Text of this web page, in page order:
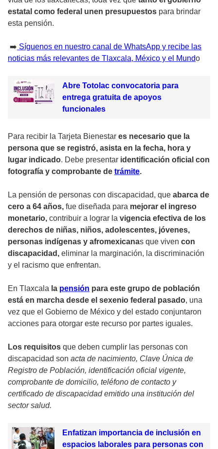
estatal como federal unen presupuestos para brindar
esta pensión.
➡️ Síguenos en nuestro canal de WhatsApp y recibe las
noticias más relevantes de Tlaxcala, México y el Mundo
Abre Totolac convocatoria para
entrega gratuita de apoyos
funcionales
Para recibir la Tarjeta Bienestar es necesario que la
persona que se registró, asista en la fecha, hora y
lugar indicado. Debe presentar identificación oficial con
fotografía y comprobante de trámite.
La pensión de personas con discapacidad, que abarca de
cero a 64 años, fue diseñada para mejorar el ingreso
monetario, contribuir a lograr la vigencia efectiva de los
derechos de niñas, niños, adolescentes, jóvenes,
personas indígenas y afromexicanas que viven con
discapacidad, eliminar la marginación, la discriminación
y el racismo que enfrentan.
En Tlaxcala la pensión para este grupo de población
está en marcha desde el sexenio federal pasado, una
vez que el Gobierno de México y del estado conjuntaron
acciones para otorgar este recurso por partes iguales.
Los requisitos que deben cumplir las personas con
discapacidad son acta de nacimiento, Clave Única de
Registro de Población, identificación oficial vigente,
comprobante de domicilio, teléfono de contacto y
certificado de discapacidad emitido una institución del
sector salud.
Enfatizan importancia de inclusión en
espacios laborales para personas con